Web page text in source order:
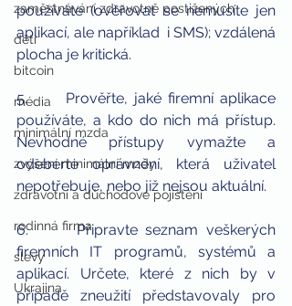
zaměstnávání zdravotně postižených
děti
bitcoin
média
minimální mzda
zvýšení minimální mzdy
zdravotní a důchodové pojištění
rodinná firma
slevy
Ukrajina
používáte (ověřovat se nemusíte jen
aplikací, ale například  i SMS); vzdálená
plocha je kritická.
5.      Prověřte, jaké firemní aplikace
používáte, a kdo do nich má přístup.
Nevhodné přístupy vymažte a
odeberte oprávnění, která uživatel
nepotřebuje, nebo již nejsou aktuální.
6.      Připravte seznam veškerých
firemních IT programů, systémů a
aplikací. Určete, které z nich by v
případě zneužití představovaly pro